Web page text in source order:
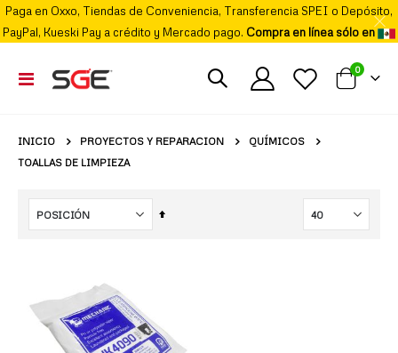
Paga en Oxxo, Tiendas de Conveniencia, Transferencia SPEI o Depósito,
PayPal, Kueski Pay a crédito y Mercado pago. Compra en línea sólo en
Cambiar
Nav
Mi carrito
0
INICIO PROYECTOS Y REPARACION
QUÍMICOS
TOALLAS DE LIMPIEZA
Fijar